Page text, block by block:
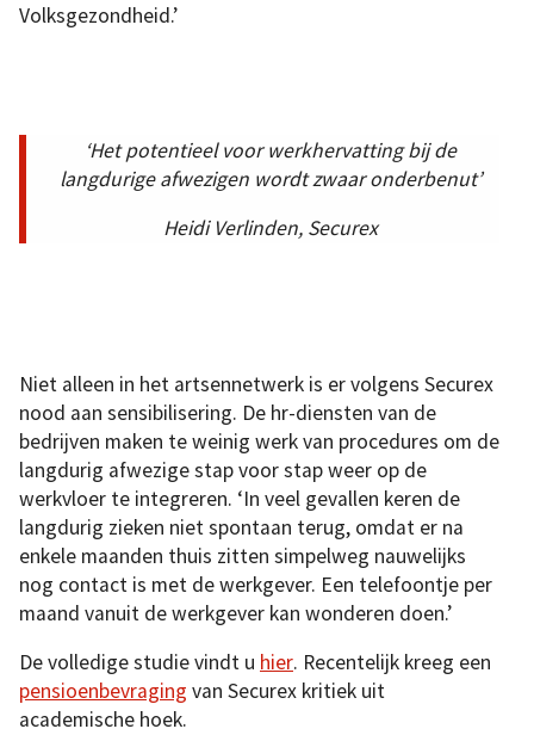
Volksgezondheid.’
‘Het potentieel voor werkhervatting bij de
langdurige afwezigen wordt zwaar onderbenut’
Heidi Verlinden, Securex
Niet alleen in het artsennetwerk is er volgens Securex
nood aan sensibilisering. De hr-diensten van de
bedrijven maken te weinig werk van procedures om de
langdurig afwezige stap voor stap weer op de
werkvloer te integreren. ‘In veel gevallen keren de
langdurig zieken niet spontaan terug, omdat er na
enkele maanden thuis zitten simpelweg nauwelijks
nog contact is met de werkgever. Een telefoontje per
maand vanuit de werkgever kan wonderen doen.’
De volledige studie vindt u hier. Recentelijk kreeg een
pensioenbevraging van Securex kritiek uit
academische hoek.